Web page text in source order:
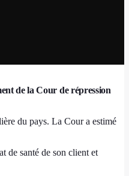
de la Cour de répression
du pays. La Cour a estimé
de santé de son client et